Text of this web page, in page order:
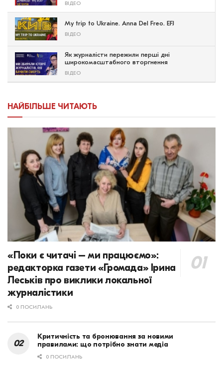
ВІДЕО
My trip to Ukraine. Anna Del Freo. EFJ
ВІДЕО
Як журналісти пережили перші дні
широкомасштабного вторгнення
ВІДЕО
НАЙБІЛЬШЕ ЧИТАЮТЬ
«Поки є читачі – ми працюємо»:
редакторка газети «Громада» Ірина
Леськів про виклики локальної
журналістики
0 ПОСИЛАНЬ
Критичність та бронювання за новими
правилами: що потрібно знати медіа
0 ПОСИЛАНЬ